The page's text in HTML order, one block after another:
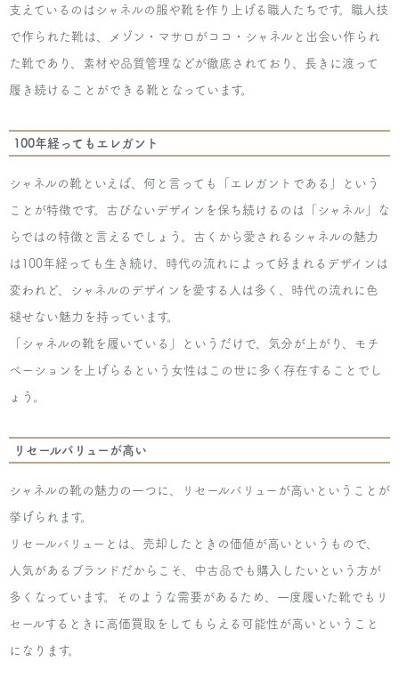
支えているのはシャネルの服や靴を作り上げる職人たちです。職人技
で作られた靴は、メゾン・マサロがココ・シャネルと出会い作られ
た靴であり、素材や品質管理などが徹底されており、長きに渡って
履き続けることができる靴となっています。
100年経ってもエレガント
シャネルの靴といえば、何と言っても「エレガントである」という
ことが特徴です。古びないデザインを保ち続けるのは「シャネル」な
らではの特徴と言えるでしょう。古くから愛されるシャネルの魅力
は100年経っても生き続け、時代の流れによって好まれるデザインは
変われど、シャネルのデザインを愛する人は多く、時代の流れに色
褪せない魅力を持っています。
「シャネルの靴を履いている」というだけで、気分が上がり、モチ
ベーションを上げらるという女性はこの世に多く存在することでし
ょう。
リセールバリューが高い
シャネルの靴の魅力の一つに、リセールバリューが高いということが
挙げられます。
リセールバリューとは、売却したときの価値が高いというもので、
人気があるブランドだからこそ、中古品でも購入したいという方が
多くなっています。そのような需要があるため、一度履いた靴でもリ
セールするときに高価買取をしてもらえる可能性が高いということ
になります。